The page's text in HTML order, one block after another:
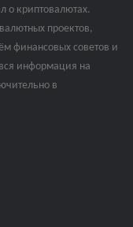
о криптовалютах.
проектов,
финансовых советов и
информация на
в